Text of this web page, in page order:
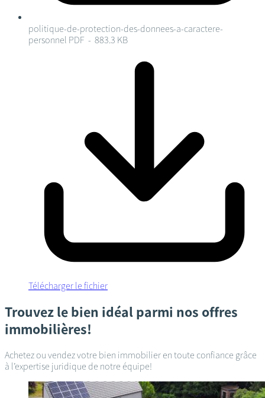
politique-de-protection-des-donnees-a-caractere-
personnel PDF - 883.3 KB
Télécharger le fichier
Trouvez le bien idéal parmi nos offres
immobilières!
Achetez ou vendez votre bien immobilier en toute confiance grâce
à l’expertise juridique de notre équipe!